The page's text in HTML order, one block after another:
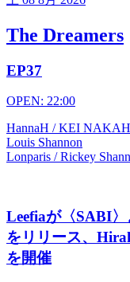
The Dreamers
EP37
OPEN: 22:00
HannaH / KEI
Louis Shannon
Lonparis / Rickey
Leefiaが〈SABI
をリリース、
を開催